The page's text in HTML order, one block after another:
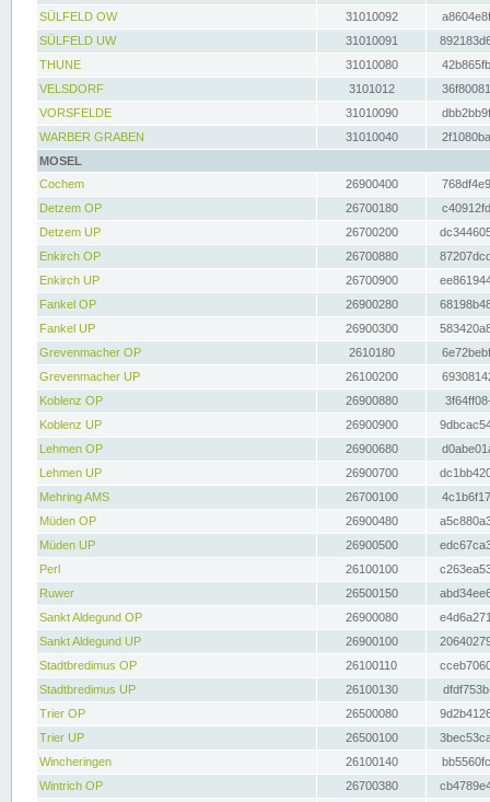
SÜLFELD OW
31010092
SÜLFELD UW
31010091
THUNE
31010080
VELSDORF
3101012
VORSFELDE
31010090
WARBER GRABEN
31010040
MOSEL
Cochem
26900400
Detzem OP
26700180
Detzem UP
26700200
Enkirch OP
26700880
Enkirch UP
26700900
Fankel OP
26900280
Fankel UP
26900300
Grevenmacher OP
2610180
Grevenmacher UP
26100200
Koblenz OP
26900880
Koblenz UP
26900900
Lehmen OP
26900680
Lehmen UP
26900700
Mehring AMS
26700100
Müden OP
26900480
Müden UP
26900500
Perl
26100100
Ruwer
26500150
Sankt Aldegund OP
26900080
Sankt Aldegund UP
26900100
Stadtbredimus OP
26100110
Stadtbredimus UP
26100130
Trier OP
26500080
Trier UP
26500100
Wincheringen
26100140
Wintrich OP
26700380